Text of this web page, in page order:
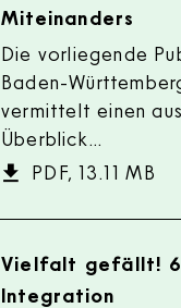
Miteinanders
Die vorliegende
Baden-
vermittelt einen
Überblick…
PDF, 13.11 MB
Vielfalt gefällt!
Integration